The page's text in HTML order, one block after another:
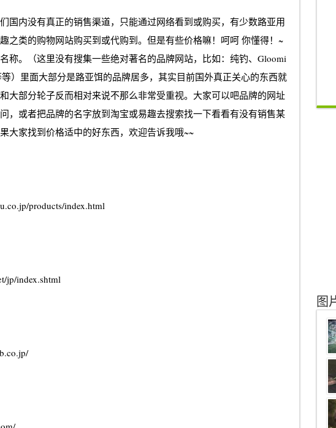
国内没有真正的销售渠道，只能通过网络看到或购买，有少数路亚用
之类的购物网站购买到或代购到。但是有些价格嘛！呵呵 你懂得！~
称。（这里没有搜集一些绝对著名的品牌网站，比如：纯钓、Gloomi
）里面大部分是路亚饵的品牌居多，其实目前国外真正关心的东西就
大部分轮子反而相对来说不那么非常受重视。大家可以吧品牌的网址
，或者把品牌的名字放到淘宝或易趣去搜索找一下看看有没有销售某
大家找到价格适中的好东西，欢迎告诉我哦~~
products/index.html
jp/index.shtml
图